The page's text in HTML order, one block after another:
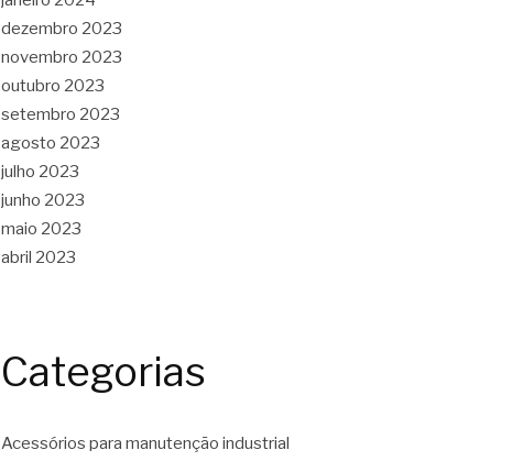
dezembro 2023
novembro 2023
outubro 2023
setembro 2023
agosto 2023
julho 2023
junho 2023
maio 2023
abril 2023
Categorias
Acessórios para manutenção industrial